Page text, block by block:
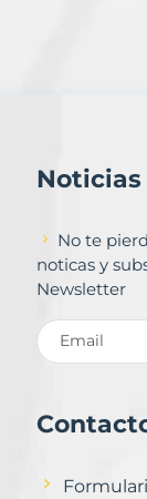
Noticias
No te
noticas y
Newsletter